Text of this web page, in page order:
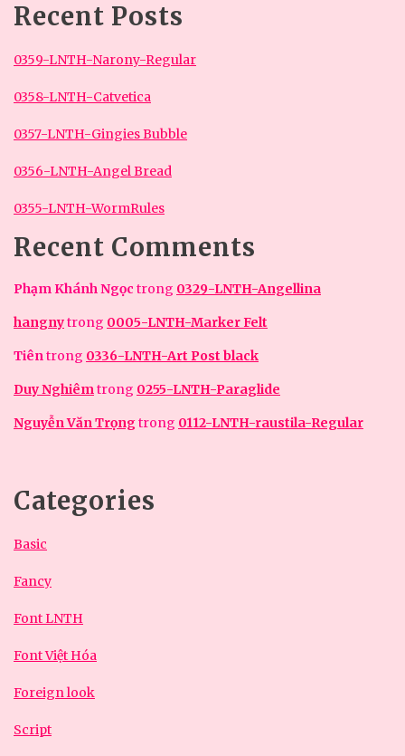
Recent Posts
0359-LNTH-Narony-Regular
0358-LNTH-Catvetica
0357-LNTH-Gingies Bubble
0356-LNTH-Angel Bread
0355-LNTH-WormRules
Recent Comments
Phạm Khánh Ngọc trong 0329-LNTH-Angellina
hangnytrong 0005-LNTH-Marker Felt
Tiêntrong 0336-LNTH-Art Post black
Duy Nghiêmtrong 0255-LNTH-Paraglide
Nguyễn Văn Trọngtrong 0112-LNTH-raustila-Regular
Categories
Basic
Fancy
Font LNTH
Font Việt Hóa
Foreign look
Script